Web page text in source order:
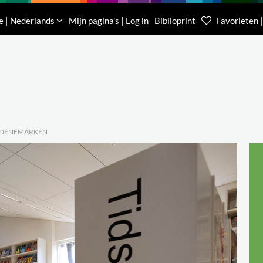
| Nederlands Mijn pagina's | Log in Biblioprint Favorieten
Klantenservice België
(0)16 623 340
Klantenservice
085 400 0453
Contacteer ons